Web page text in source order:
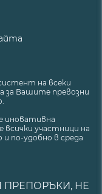
на всеки
за Вашите превозни
иновативна
участници на
и по-удобно в среда
НЕ